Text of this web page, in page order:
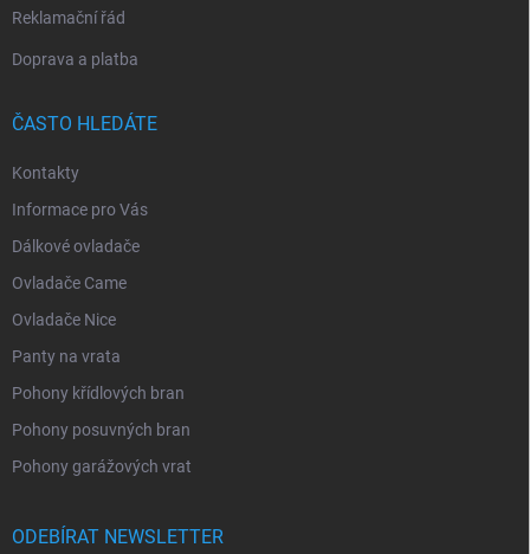
Reklamační řád
Doprava a platba
ČASTO HLEDÁTE
Kontakty
Informace pro Vás
Dálkové ovladače
Ovladače Came
Ovladače Nice
Panty na vrata
Pohony křídlových bran
Pohony posuvných bran
Pohony garážových vrat
ODEBÍRAT NEWSLETTER